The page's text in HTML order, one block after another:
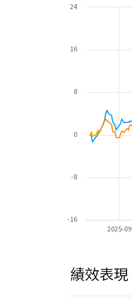
2025-09
-16
-8
0
8
16
24
績效表現